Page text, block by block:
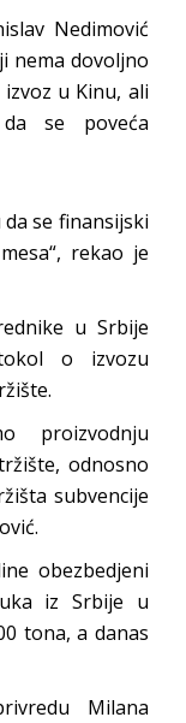
Nedimović
nema dovoljno
u Kinu, ali
se poveća
se finansijski
rekao je
u Srbije
o izvozu
proizvodnju
odnosno
subvencije
obezbedjeni
iz Srbije u
tona, a danas
Milana